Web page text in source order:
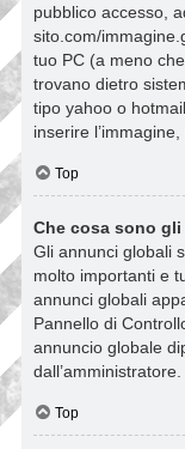
pubblico accesso,
sito.com/
tuo PC (a meno
trovano dietro
tipo yahoo o
inserire
Top
Che cosa sono
Gli annunci globali
molto importanti e
annunci globali
Pannello di
annuncio globale
dall’amministratore.
Top